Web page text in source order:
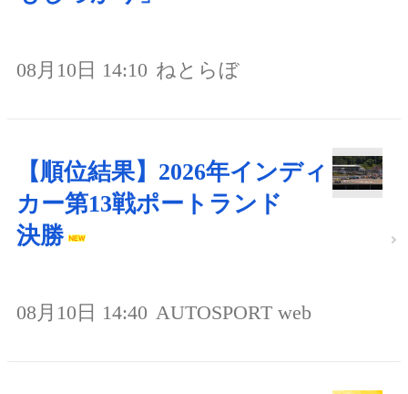
08月10日 14:10 ねとらぼ
【順位結果】2026年インディ
カー第13戦ポートランド
決勝
08月10日 14:40 AUTOSPORT web